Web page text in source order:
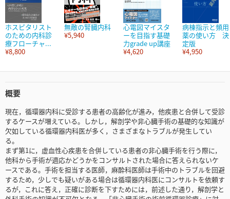
ホスピタリスト
のための内科診
療フローチャ...
¥8,800
無敵の腎臓内科
¥5,940
心電図マイスタ
ーを目指す基礎
力grade up講座
¥4,620
病棟指示と頻用
薬の使い方 決
定版
¥4,950
概要
現在，循環器内科に受診する患者の高齢化が進み，他疾患と合併して受診
するケースが増えている。しかし，解剖学や非心臓手術の基礎的な知識が
欠如している循環器内科医が多く，さまざまなトラブルが発生してい
る。
まず第1に，虚血性心疾患を合併している患者の非心臓手術を行う際に，
他科から手術が適応かどうかをコンサルトされた場合に答えられないケ
ースである。手術を担当する医師，麻酔科医師は手術中のトラブルを回避
するため，少しでも疑いがある場合は循環器内科医にコンサルトを依頼す
るが，これに答え，正確に診断を下すためには，前述した通り，解剖学と